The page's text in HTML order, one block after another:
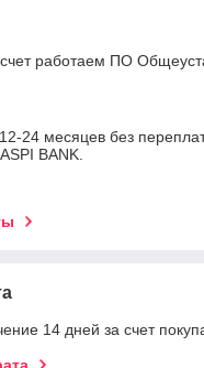
работаем ПО
24 месяцев без
BANK.
14 дней за счет